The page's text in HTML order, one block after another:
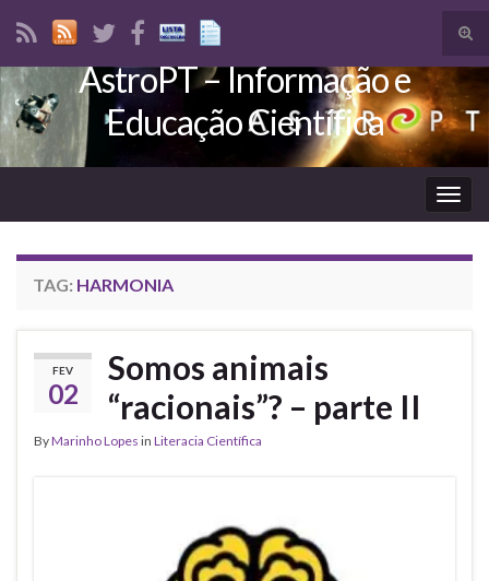
Search for:
AstroPT – Informação e
Educação Científica
TAG: HARMONIA
FEV
02
Somos animais
“racionais”? – parte II
ByMarinho Lopes in Literacia Científica